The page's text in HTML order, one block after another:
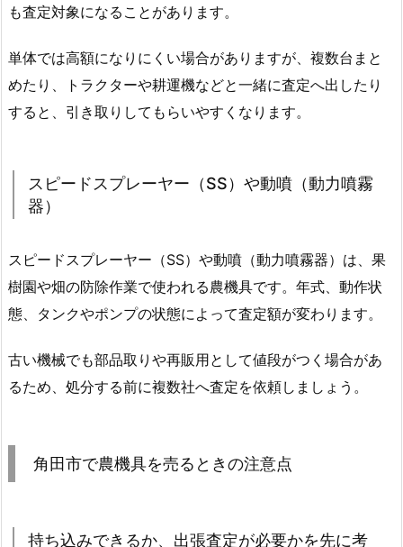
も査定対象になることがあります。
単体では高額になりにくい場合がありますが、複数台まと
めたり、トラクターや耕運機などと一緒に査定へ出したり
すると、引き取りしてもらいやすくなります。
スピードスプレーヤー（SS）や動噴（動力噴霧
器）
スピードスプレーヤー（SS）や動噴（動力噴霧器）は、果
樹園や畑の防除作業で使われる農機具です。年式、動作状
態、タンクやポンプの状態によって査定額が変わります。
古い機械でも部品取りや再販用として値段がつく場合があ
るため、処分する前に複数社へ査定を依頼しましょう。
角田市で農機具を売るときの注意点
持ち込みできるか、出張査定が必要かを先に考